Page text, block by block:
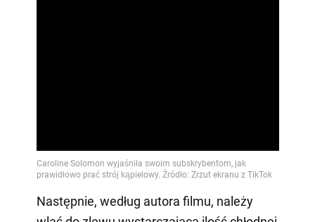
Następnie, według autora filmu, należy